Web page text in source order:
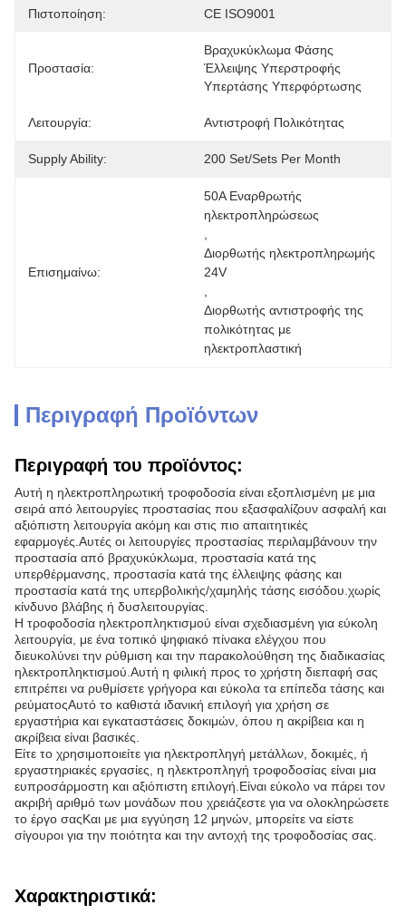
Πιστοποίηση: CE ISO9001
Προστασία:
Βραχυκύκλωμα Φάσης
Έλλειψης Υπερστροφής
Υπερτάσης Υπερφόρτωσης
Λειτουργία: Αντιστροφή Πολικότητας
Supply Ability: 200 Set/Sets Per Month
Επισημαίνω:
50Α Εναρθρωτής
ηλεκτροπληρώσεως
Διορθωτής ηλεκτροπληρωμής
24V
Διορθωτής αντιστροφής της
πολικότητας με
ηλεκτροπλαστική
Περιγραφή Προϊόντων
Περιγραφή του προϊόντος:
Αυτή η ηλεκτροπληρωτική τροφοδοσία είναι εξοπλισμένη με μια
σειρά από λειτουργίες προστασίας που εξασφαλίζουν ασφαλή και
αξιόπιστη λειτουργία ακόμη και στις πιο απαιτητικές
εφαρμογές.Αυτές οι λειτουργίες προστασίας περιλαμβάνουν την
προστασία από βραχυκύκλωμα, προστασία κατά της
υπερθέρμανσης, προστασία κατά της έλλειψης φάσης και
προστασία κατά της υπερβολικής/χαμηλής τάσης εισόδου.χωρίς
κίνδυνο βλάβης ή δυσλειτουργίας.
Η τροφοδοσία ηλεκτροπληκτισμού είναι σχεδιασμένη για εύκολη
λειτουργία, με ένα τοπικό ψηφιακό πίνακα ελέγχου που
διευκολύνει την ρύθμιση και την παρακολούθηση της διαδικασίας
ηλεκτροπληκτισμού.Αυτή η φιλική προς το χρήστη διεπαφή σας
επιτρέπει να ρυθμίσετε γρήγορα και εύκολα τα επίπεδα τάσης και
ρεύματοςΑυτό το καθιστά ιδανική επιλογή για χρήση σε
εργαστήρια και εγκαταστάσεις δοκιμών, όπου η ακρίβεια και η
ακρίβεια είναι βασικές.
Είτε το χρησιμοποιείτε για ηλεκτροπληγή μετάλλων, δοκιμές, ή
εργαστηριακές εργασίες, η ηλεκτροπληγή τροφοδοσίας είναι μια
ευπροσάρμοστη και αξιόπιστη επιλογή.Είναι εύκολο να πάρει τον
ακριβή αριθμό των μονάδων που χρειάζεστε για να ολοκληρώσετε
το έργο σαςΚαι με μια εγγύηση 12 μηνών, μπορείτε να είστε
σίγουροι για την ποιότητα και την αντοχή της τροφοδοσίας σας.
Χαρακτηριστικά: